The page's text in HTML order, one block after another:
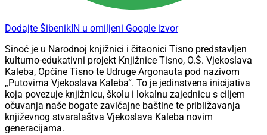
Dodajte ŠibenikIN u omiljeni Google izvor
Sinoć je u Narodnoj knjižnici i čitaonici Tisno predstavljen
kulturno-edukativni projekt Knjižnice Tisno, O.Š. Vjekoslava
Kaleba, Općine Tisno te Udruge Argonauta pod nazivom
„Putovima Vjekoslava Kaleba“. To je jedinstvena inicijativa
koja povezuje knjižnicu, školu i lokalnu zajednicu s ciljem
očuvanja naše bogate zavičajne baštine te približavanja
književnog stvaralaštva Vjekoslava Kaleba novim
generacijama.